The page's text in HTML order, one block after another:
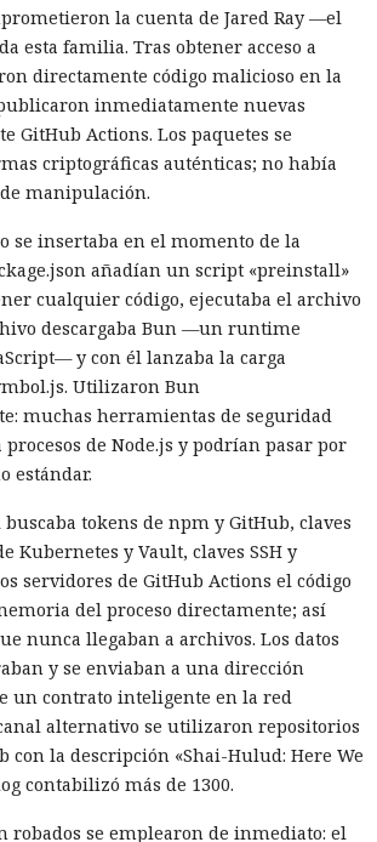
conservar los datos en la sección
en la unidad USB. Una
del sistema borrará esos datos.
Assistant llega
Google anuncia la
que lo retirará de
Android.
pasarán obligatoriamente a Gemini.
a desaparecer de los teléfonos
con Android el 4 de septiembre de
los usuarios ya no podrán
asistente de voz ni elegirlo en lugar de
afectará también a los relojes,
para automóviles vinculados al
de los cambios llevará varias
la cuenta de Jared Ray —el
esta familia. Tras obtener acceso a
directamente código malicioso en la
inmediatamente nuevas
GitHub Actions. Los paquetes se
criptográficas auténticas; no había
manipulación.
se insertaba en el momento de la
añadían un script «preinstall»
cualquier código, ejecutaba el archivo
descargaba Bun —un runtime
y con él lanzaba la carga
Utilizaron Bun
muchas herramientas de seguridad
de Node.js y podrían pasar por
estándar.
tokens de npm y GitHub, claves
Kubernetes y Vault, claves SSH y
servidores de GitHub Actions el código
del proceso directamente; así
nunca llegaban a archivos. Los datos
y se enviaban a una dirección
un contrato inteligente en la red
alternativo se utilizaron repositorios
con la descripción «Shai-Hulud: Here We
contabilizó más de 1300.
robados se emplearon de inmediato: el